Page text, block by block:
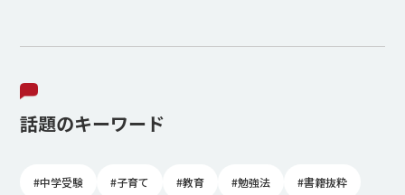
話題のキーワード
#中学受験 #子育て #教育 #勉強法 #書籍抜粋